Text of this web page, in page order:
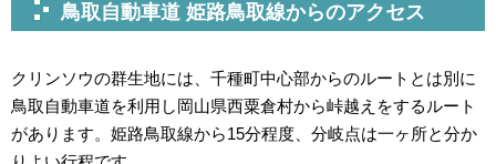
鳥取自動車道 姫路鳥取線からのアクセス
クリンソウの群生地には、千種町中心部からのルートとは別に
鳥取自動車道を利用し岡山県西粟倉村から峠越えをするルート
があります。姫路鳥取線から15分程度、分岐点は一ヶ所と分か